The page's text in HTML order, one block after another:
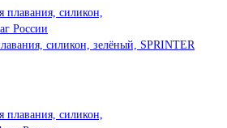
силикон, зелёный, SPRINTER